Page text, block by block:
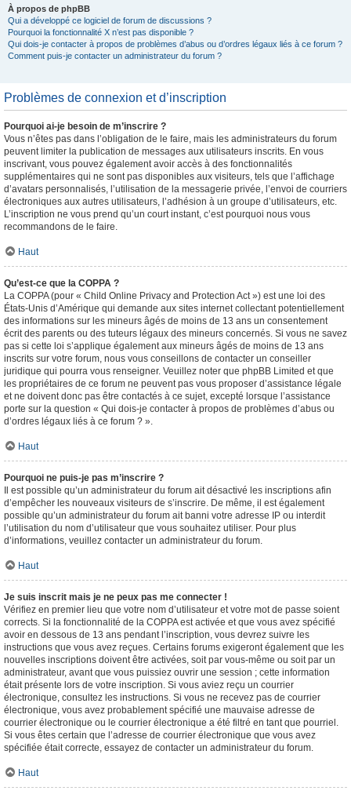
À propos de phpBB
Qui a développé ce logiciel de forum de discussions ?
Pourquoi la fonctionnalité X n’est pas disponible ?
Qui dois-je contacter à propos de problèmes d’abus ou d’ordres légaux liés à ce forum ?
Comment puis-je contacter un administrateur du forum ?
Problèmes de connexion et d’inscription
Pourquoi ai-je besoin de m’inscrire ?
Vous n’êtes pas dans l’obligation de le faire, mais les administrateurs du forum
peuvent limiter la publication de messages aux utilisateurs inscrits. En vous
inscrivant, vous pouvez également avoir accès à des fonctionnalités
supplémentaires qui ne sont pas disponibles aux visiteurs, tels que l’affichage
d’avatars personnalisés, l’utilisation de la messagerie privée, l’envoi de courriers
électroniques aux autres utilisateurs, l’adhésion à un groupe d’utilisateurs, etc.
L’inscription ne vous prend qu’un court instant, c’est pourquoi nous vous
recommandons de le faire.
Haut
Qu’est-ce que la COPPA ?
La COPPA (pour « Child Online Privacy and Protection Act ») est une loi des
États-Unis d’Amérique qui demande aux sites internet collectant potentiellement
des informations sur les mineurs âgés de moins de 13 ans un consentement
écrit des parents ou des tuteurs légaux des mineurs concernés. Si vous ne savez
pas si cette loi s’applique également aux mineurs âgés de moins de 13 ans
inscrits sur votre forum, nous vous conseillons de contacter un conseiller
juridique qui pourra vous renseigner. Veuillez noter que phpBB Limited et que
les propriétaires de ce forum ne peuvent pas vous proposer d’assistance légale
et ne doivent donc pas être contactés à ce sujet, excepté lorsque l’assistance
porte sur la question « Qui dois-je contacter à propos de problèmes d’abus ou
d’ordres légaux liés à ce forum ? ».
Haut
Pourquoi ne puis-je pas m’inscrire ?
Il est possible qu’un administrateur du forum ait désactivé les inscriptions afin
d’empêcher les nouveaux visiteurs de s’inscrire. De même, il est également
possible qu’un administrateur du forum ait banni votre adresse IP ou interdit
l’utilisation du nom d’utilisateur que vous souhaitez utiliser. Pour plus
d’informations, veuillez contacter un administrateur du forum.
Haut
Je suis inscrit mais je ne peux pas me connecter !
Vérifiez en premier lieu que votre nom d’utilisateur et votre mot de passe soient
corrects. Si la fonctionnalité de la COPPA est activée et que vous avez spécifié
avoir en dessous de 13 ans pendant l’inscription, vous devrez suivre les
instructions que vous avez reçues. Certains forums exigeront également que les
nouvelles inscriptions doivent être activées, soit par vous-même ou soit par un
administrateur, avant que vous puissiez ouvrir une session ; cette information
était présente lors de votre inscription. Si vous aviez reçu un courrier
électronique, consultez les instructions. Si vous ne recevez pas de courrier
électronique, vous avez probablement spécifié une mauvaise adresse de
courrier électronique ou le courrier électronique a été filtré en tant que pourriel.
Si vous êtes certain que l’adresse de courrier électronique que vous avez
spécifiée était correcte, essayez de contacter un administrateur du forum.
Haut